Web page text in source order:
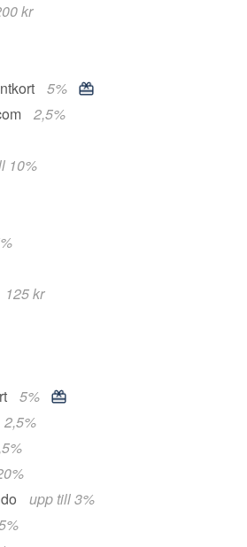
kr
5%
2,5%
10%
125 kr
5%
2,5%
upp till 3%